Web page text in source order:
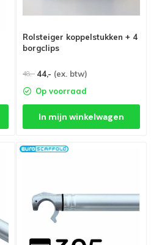
Rolsteiger koppelstukken + 4
borgclips
48,- 44,- (ex. btw)
Op voorraad
In mijn winkelwagen